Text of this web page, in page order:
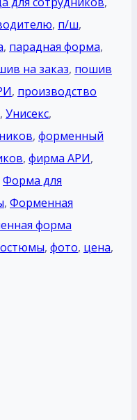
, п/ш,
, парадная форма,
на заказ, пошив
, производство
, Унисекс,
, фoрменный
, фирма АРИ,
Форма для
, Форменная
форма
, фото, цена,